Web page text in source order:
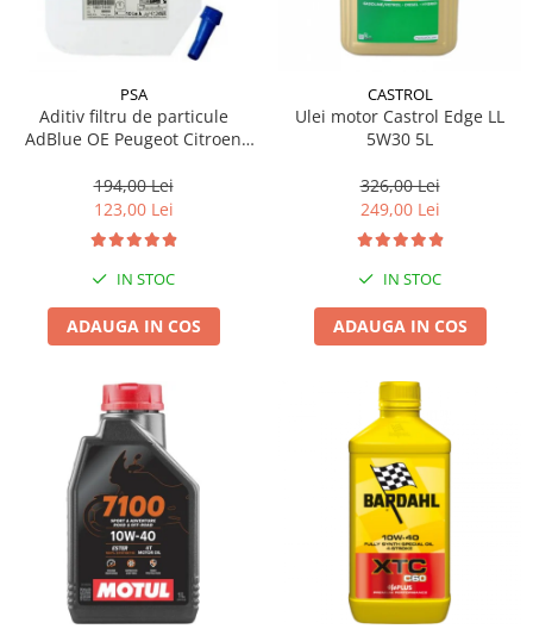
PSA
Aditiv filtru de particule
AdBlue OE Peugeot Citroen
194,00 Lei
123,00 Lei
IN STOC
ADAUGA IN COS
CASTROL
Ulei motor Castrol Edge LL
5W30 5L
326,00 Lei
249,00 Lei
IN STOC
ADAUGA IN COS